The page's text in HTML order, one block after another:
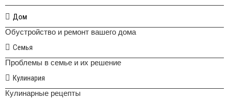
Дом
Обустройство и ремонт вашего дома
Семья
Проблемы в семье и их решение
Кулинария
Кулинарные рецепты